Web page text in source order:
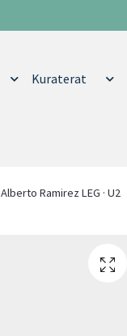
Kuraterat
Alberto Ramirez LEG · U2